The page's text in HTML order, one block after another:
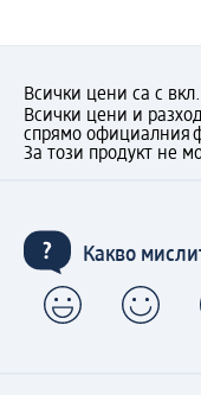
Всички цени са с
Всички цени и
спрямо официалния
За този продукт не
Какво